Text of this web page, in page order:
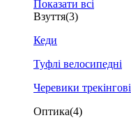
Показати всі
Взуття(3)
Кеди
Туфлі велосипедні
Черевики трекінгові
Оптика(4)